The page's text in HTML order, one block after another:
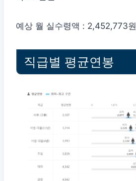
예상 월 실수령액 : 2,452,773원
직급별 평균연봉